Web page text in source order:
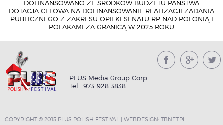
DOFINANSOWANO ZE ŚRODKÓW BUDŻETU PAŃSTWA
DOTACJA CELOWA NA DOFINANSOWANIE REALIZACJI ZADANIA
PUBLICZNEGO Z ZAKRESU OPIEKI SENATU RP NAD POLONIĄ I
POLAKAMI ZA GRANICĄ W 2025 ROKU
PLUS Media Group Corp.
Tel.: 973-928-3838
COPYRIGHT © 2015 PLUS POLISH FESTIVAL | WEBDESIGN: TBNET.PL